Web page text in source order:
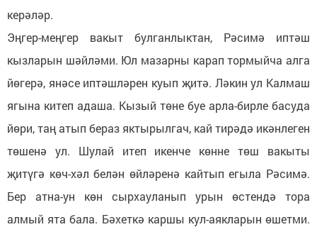
керәләр.
Эңгер-меңгер вакыт булганлыктан, Рәсимә иптәш
кызларын шәйләми. Юл мазарны карап тормыйча алга
йөгерә, янәсе иптәшләрен куып җитә. Ләкин ул Калмаш
ягына китеп адаша. Кызый төне буе арла-бирле басуда
йөри, таң атып бераз яктырылгач, кай тирәдә икәнлеген
төшенә ул. Шулай итеп икенче көнне төш вакыты
җитүгә көч-хәл белән өйләренә кайтып егыла Рәсимә.
Бер атна-ун көн сырхауланып урын өстендә тора
алмый ята бала. Бәхеткә каршы кул-аякларын өшетми.